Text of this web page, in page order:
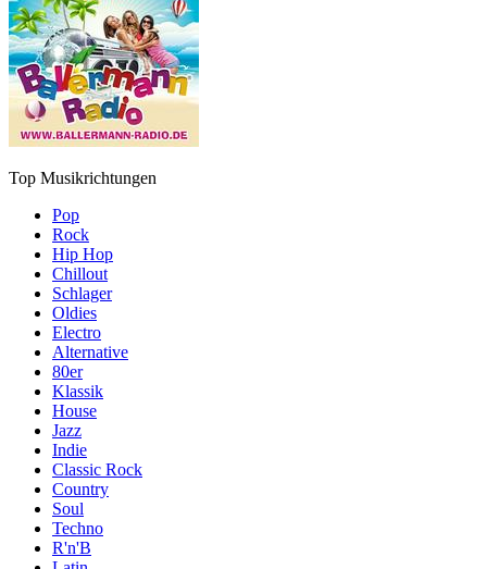
Top Musikrichtungen
Pop
Rock
Hip Hop
Chillout
Schlager
Oldies
Electro
Alternative
80er
Klassik
House
Jazz
Indie
Classic Rock
Country
Soul
Techno
R'n'B